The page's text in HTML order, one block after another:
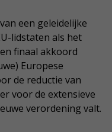
een geleidelijke
lidstaten als het
finaal akkoord
Europese
de reductie van
voor de extensieve
verordening valt.